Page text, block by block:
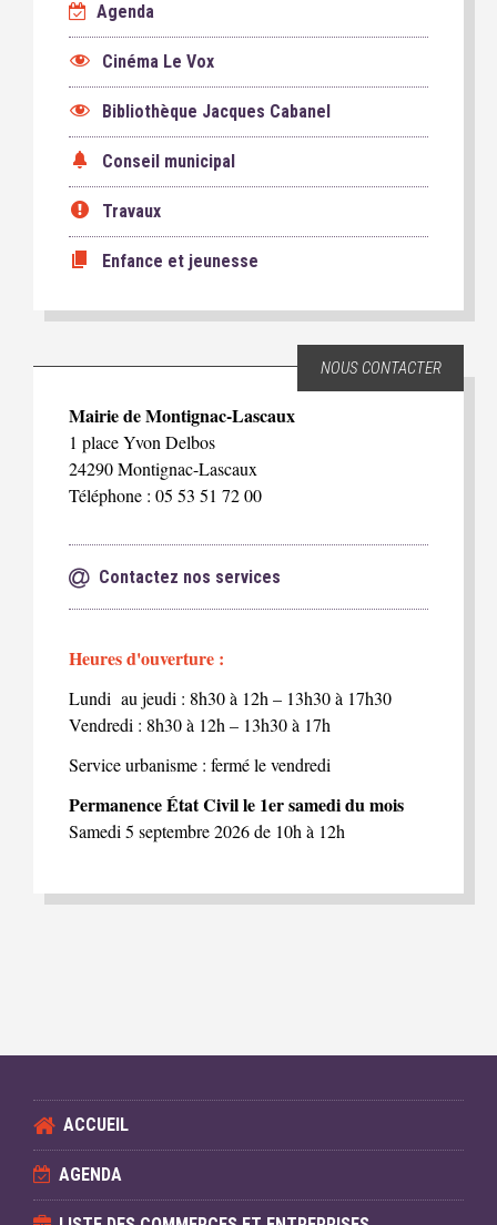
Agenda
Cinéma Le Vox
Bibliothèque Jacques Cabanel
Conseil municipal
Travaux
Enfance et jeunesse
NOUS CONTACTER
Mairie de Montignac-Lascaux
1 place Yvon Delbos
24290 Montignac-Lascaux
Téléphone : 05 53 51 72 00
Contactez nos services
Heures d'ouverture :
Lundi au jeudi : 8h30 à 12h – 13h30 à 17h30
Vendredi : 8h30 à 12h – 13h30 à 17h
Service urbanisme : fermé le vendredi
Permanence État Civil le 1er samedi du mois
Samedi 5 septembre 2026 de 10h à 12h
ACCUEIL
AGENDA